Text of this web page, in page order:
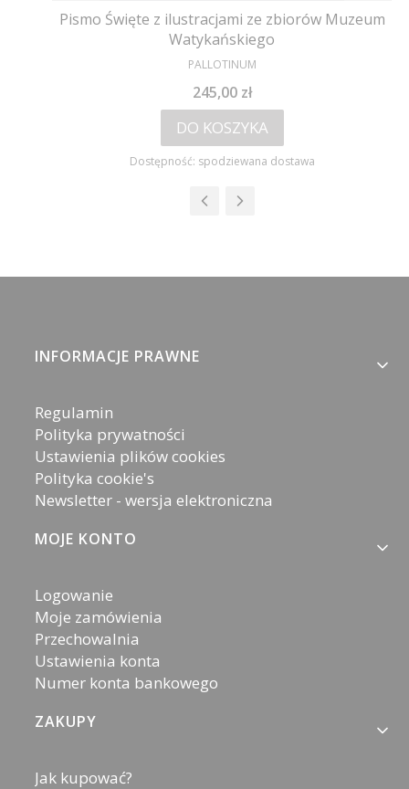
Pismo Święte z ilustracjami ze zbiorów Muzeum
Watykańskiego
PRODUCENT
PALLOTINUM
Cena
245,00 zł
DO KOSZYKA
Dostępność: spodziewana dostawa
Linki w stopce
INFORMACJE PRAWNE
Regulamin
Polityka prywatności
Ustawienia plików cookies
Polityka cookie's
Newsletter - wersja elektroniczna
MOJE KONTO
Logowanie
Moje zamówienia
Przechowalnia
Ustawienia konta
Numer konta bankowego
ZAKUPY
Jak kupować?